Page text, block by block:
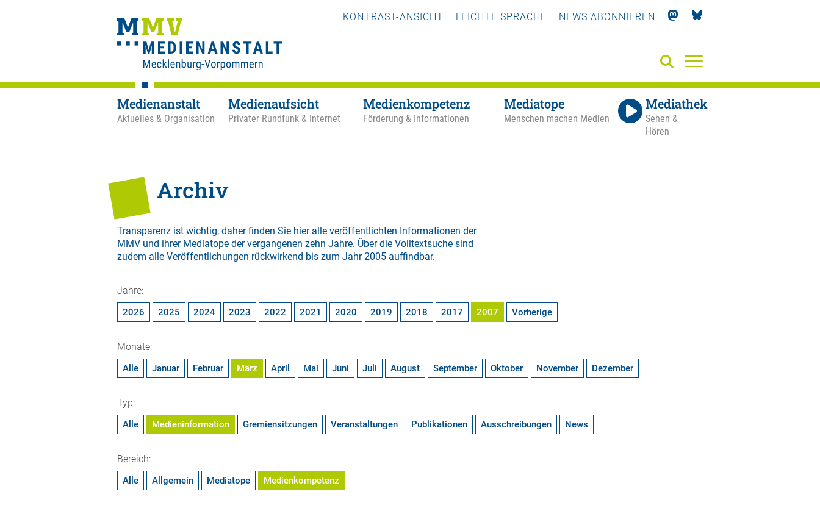
KONTRAST-ANSICHT LEICHTE SPRACHE NEWS ABONNIEREN
Medienanstalt
Aktuelles & Organisation
Medienaufsicht
Privater Rundfunk & Internet
Medienkompetenz
Förderung & Informationen
Mediatope
Menschen machen Medien
Mediathek
Sehen &
Hören
Archiv
Transparenz ist wichtig, daher finden Sie hier alle veröffentlichten Informationen der
MMV und ihrer Mediatope der vergangenen zehn Jahre. Über die Volltextsuche sind
zudem alle Veröffentlichungen rückwirkend bis zum Jahr 2005 auffindbar.
Jahre:
2026 2025 2024 2023 2022 2021 2020 2019 2018 2017 2007 Vorherige
Monate:
Alle Januar Februar März April Mai Juni Juli August September Oktober November Dezember
Typ:
Alle Medieninformation Gremiensitzungen Veranstaltungen Publikationen Ausschreibungen News
Bereich:
Alle Allgemein Mediatope Medienkompetenz